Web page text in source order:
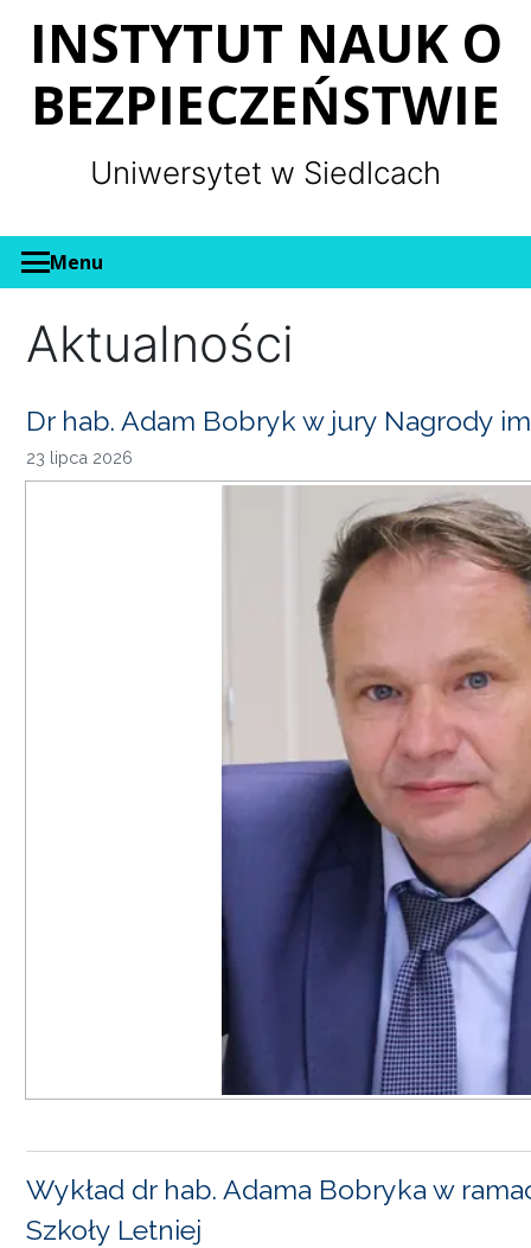
INSTYTUT NAUK O
BEZPIECZEŃSTWIE
Uniwersytet w Siedlcach
Menu
Aktualności
Dr hab. Adam Bobryk w jury Nagrody
23 lipca 2026
Wykład dr hab. Adama Bobryka w
Szkoły Letniej